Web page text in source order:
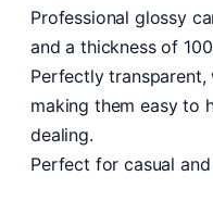
Professional glossy
and a thickness of
Perfectly
making them easy to
dealing.
Perfect for casual